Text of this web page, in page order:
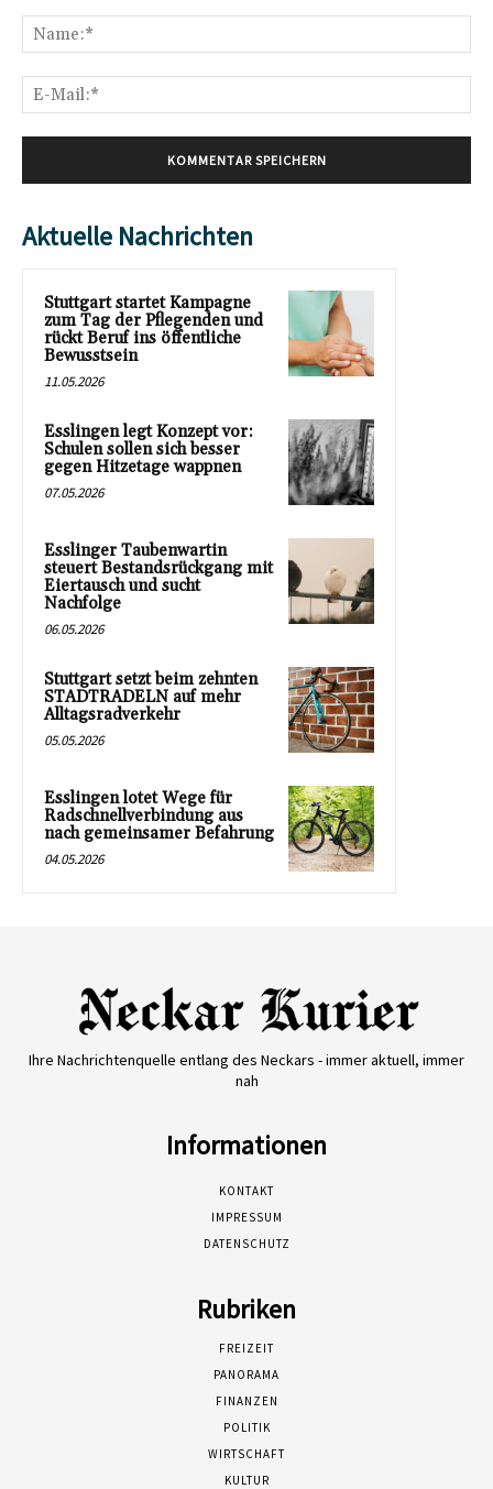
Aktuelle Nachrichten
Stuttgart startet Kampagne
zum Tag der Pflegenden und
rückt Beruf ins öffentliche
Bewusstsein
11.05.2026
Esslingen legt Konzept vor:
Schulen sollen sich besser
gegen Hitzetage wappnen
07.05.2026
Esslinger Taubenwartin
steuert Bestandsrückgang mit
Eiertausch und sucht
Nachfolge
06.05.2026
Stuttgart setzt beim zehnten
STADTRADELN auf mehr
Alltagsradverkehr
05.05.2026
Esslingen lotet Wege für
Radschnellverbindung aus
nach gemeinsamer Befahrung
04.05.2026
Ihre Nachrichtenquelle entlang des Neckars - immer aktuell, immer
nah
Informationen
KONTAKT
IMPRESSUM
DATENSCHUTZ
Rubriken
FREIZEIT
PANORAMA
FINANZEN
POLITIK
WIRTSCHAFT
KULTUR